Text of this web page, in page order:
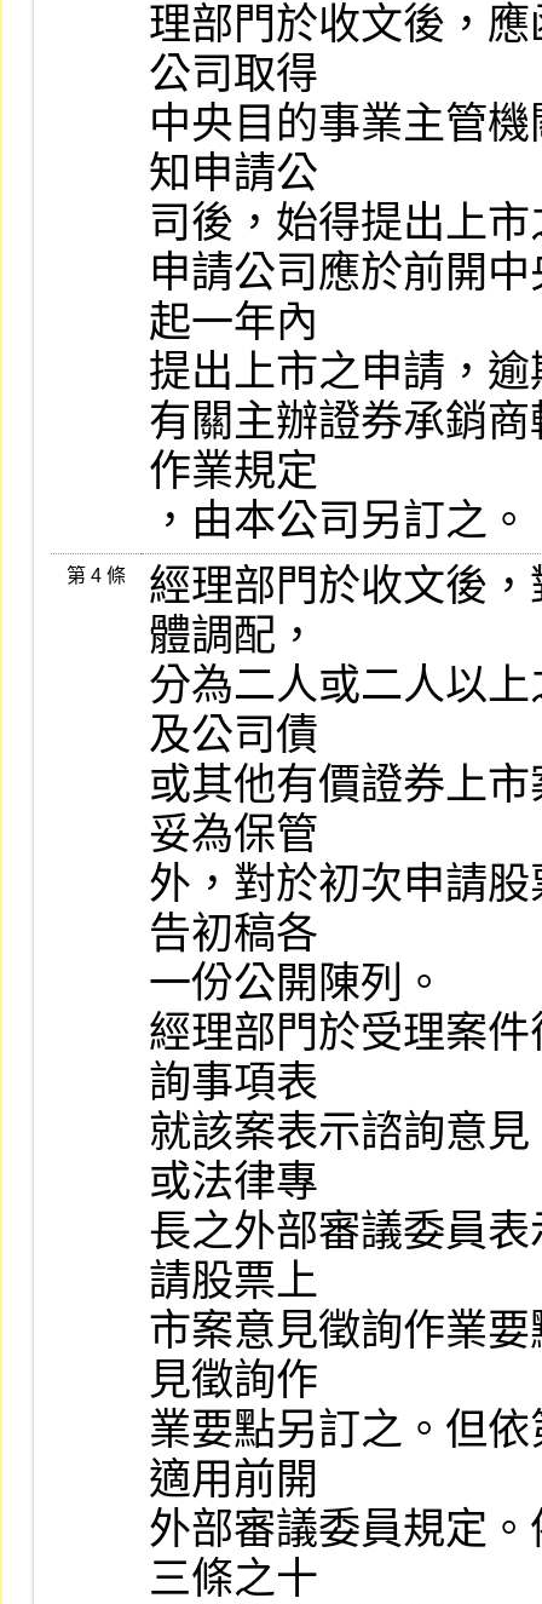
理部門於收文後，
公司取得
中央目的事業主管
知申請公
司後，始得提出上
申請公司應於前開
起一年內
提出上市之申請，
有關主辦證券承銷
作業規定
，由本公司另訂之。
第 4 條
經理部門於收文後
體調配，
分為二人或二人以
及公司債
或其他有價證券上
妥為保管
外，對於初次申請
告初稿各
一份公開陳列。
經理部門於受理案
詢事項表
就該案表示諮詢意
或法律專
長之外部審議委員
請股票上
市案意見徵詢作業
見徵詢作
業要點另訂之。但
適用前開
外部審議委員規定
三條之十